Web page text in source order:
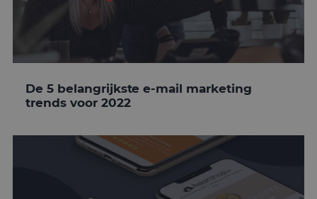
De 5 belangrijkste e-mail marketing
trends voor 2022